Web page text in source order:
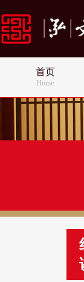
首页
Home